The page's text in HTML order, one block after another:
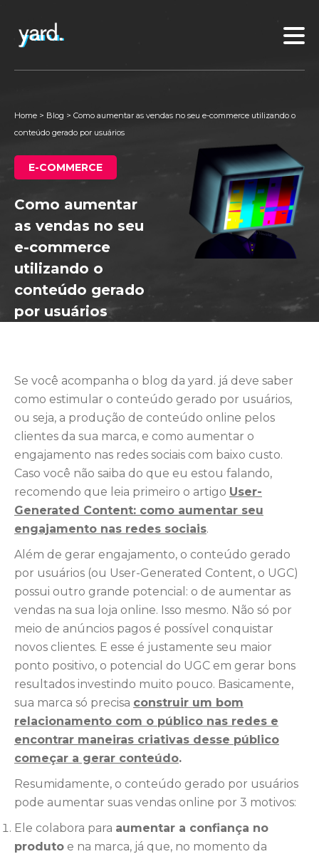
Home > Blog > Como aumentar as vendas no seu e-commerce utilizando o
conteúdo gerado por usuários
E-COMMERCE
Como aumentar
as vendas no seu
e-commerce
utilizando o
conteúdo gerado
por usuários
Se você acompanha o blog da yard. já deve saber
como estimular o conteúdo gerado por usuários,
ou seja, a produção de conteúdo online pelos
clientes da sua marca, e como aumentar o
engajamento nas redes sociais com baixo custo.
Caso você não saiba do que eu estou falando,
recomendo que leia primeiro o artigo User-
Generated Content: como aumentar seu
engajamento nas redes sociais.
Além de gerar engajamento, o conteúdo gerado
por usuários (ou User-Generated Content, o UGC)
possui outro grande potencial: o de aumentar as
vendas na sua loja online. Isso mesmo. Não só por
meio de anúncios pagos é possível conquistar
novos clientes. E esse é justamente seu maior
ponto positivo, o potencial do UGC em gerar bons
resultados investindo muito pouco. Basicamente,
sua marca só precisa construir um bom
relacionamento com o público nas redes e
encontrar maneiras criativas desse público
começar a gerar conteúdo.
Resumidamente, o conteúdo gerado por usuários
pode aumentar suas vendas online por 3 motivos:
Ele colabora para aumentar a confiança no
produto e na marca, já que, no momento da